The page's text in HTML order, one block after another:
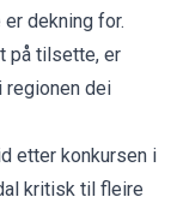
dekning for.
på tilsette, er
regionen dei
etter konkursen i
kritisk til fleire